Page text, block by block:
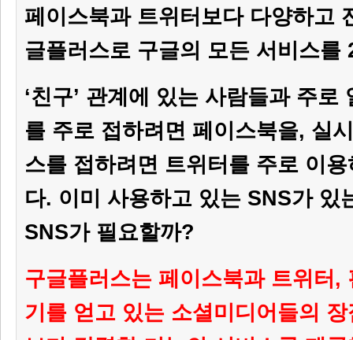
페이스북과 트위터보다 다양하고
글플러스로 구글의 모든 서비스를
‘친구’ 관계에 있는 사람들과 주로
를 주로 접하려면 페이스북을, 실
스를 접하려면 트위터를 주로 이
다. 이미 사용하고 있는 SNS가 있
SNS가 필요할까?
구글플러스는 페이스북과 트위터,
기를 얻고 있는 소셜미디어들의